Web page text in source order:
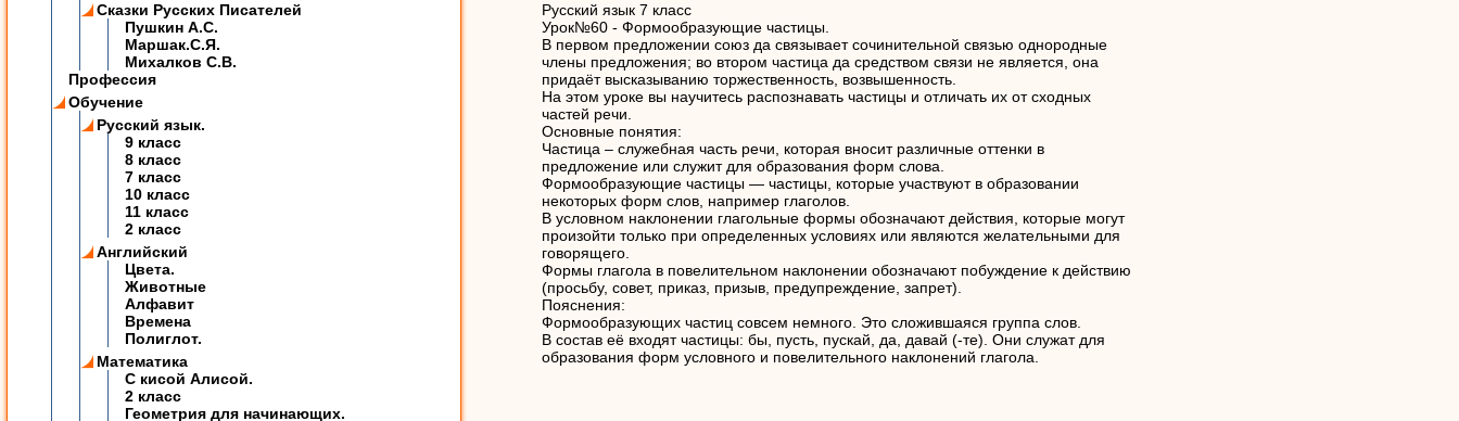
Сказки Русских Писателей
Пушкин А.С.
Маршак.С.Я.
Михалков С.В.
Профессия
Обучение
Русский язык.
9 класс
8 класс
7 класс
10 класс
11 класс
2 класс
Английский
Цвета.
Животные
Алфавит
Времена
Полиглот.
Математика
C кисой Алисой.
2 класс
Геометрия для начинающих.
Русский язык 7 класс
Урок№60 - Формообразующие частицы.
В первом предложении союз да связывает сочинительной связью однородные
члены предложения; во втором частица да средством связи не является, она
придаёт высказыванию торжественность, возвышенность.
На этом уроке вы научитесь распознавать частицы и отличать их от сходных
частей речи.
Основные понятия:
Частица – служебная часть речи, которая вносит различные оттенки в
предложение или служит для образования форм слова.
Формообразующие частицы — частицы, которые участвуют в образовании
некоторых форм слов, например глаголов.
В условном наклонении глагольные формы обозначают действия, которые могут
произойти только при определенных условиях или являются желательными для
говорящего.
Формы глагола в повелительном наклонении обозначают побуждение к действию
(просьбу, совет, приказ, призыв, предупреждение, запрет).
Пояснения:
Формообразующих частиц совсем немного. Это сложившаяся группа слов.
В состав её входят частицы: бы, пусть, пускай, да, давай (-те). Они служат для
образования форм условного и повелительного наклонений глагола.